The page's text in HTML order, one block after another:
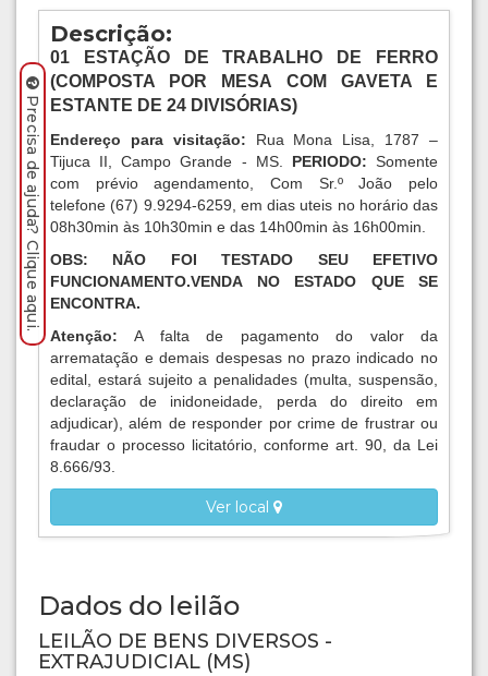
Descrição:
01 ESTAÇÃO DE TRABALHO DE FERRO
(COMPOSTA POR MESA COM GAVETA E
ESTANTE DE 24 DIVISÓRIAS)
Endereço para visitação: Rua Mona Lisa, 1787 –
Tijuca II, Campo Grande - MS. PERIODO: Somente
com prévio agendamento, Com Sr.º João pelo
telefone (67) 9.9294-6259, em dias uteis no horário das
08h30min às 10h30min e das 14h00min às 16h00min.
OBS: NÃO FOI TESTADO SEU EFETIVO
FUNCIONAMENTO.VENDA NO ESTADO QUE SE
ENCONTRA.
Atenção:A falta de pagamento do valor da
arrematação e demais despesas no prazo indicado no
edital, estará sujeito a penalidades (multa, suspensão,
declaração de inidoneidade, perda do direito em
adjudicar), além de responder por crime de frustrar ou
fraudar o processo licitatório, conforme art. 90, da Lei
8.666/93.
Ver local
Dados do leilão
LEILÃO DE BENS DIVERSOS -
EXTRAJUDICIAL (MS)
Precisa de ajuda? Clique aqui.